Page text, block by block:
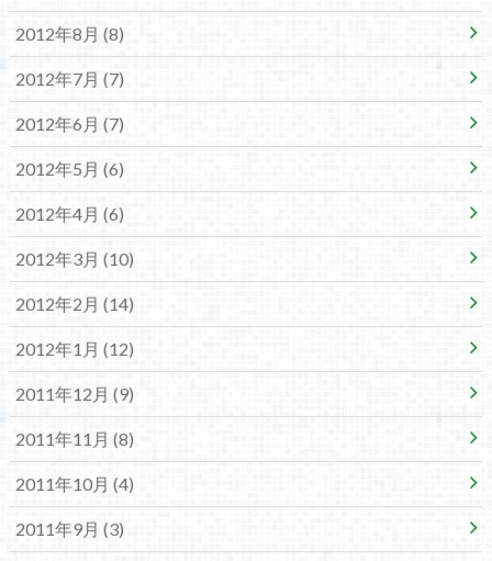
2012年8月 (8)
2012年7月 (7)
2012年6月 (7)
2012年5月 (6)
2012年4月 (6)
2012年3月 (10)
2012年2月 (14)
2012年1月 (12)
2011年12月 (9)
2011年11月 (8)
2011年10月 (4)
2011年9月 (3)